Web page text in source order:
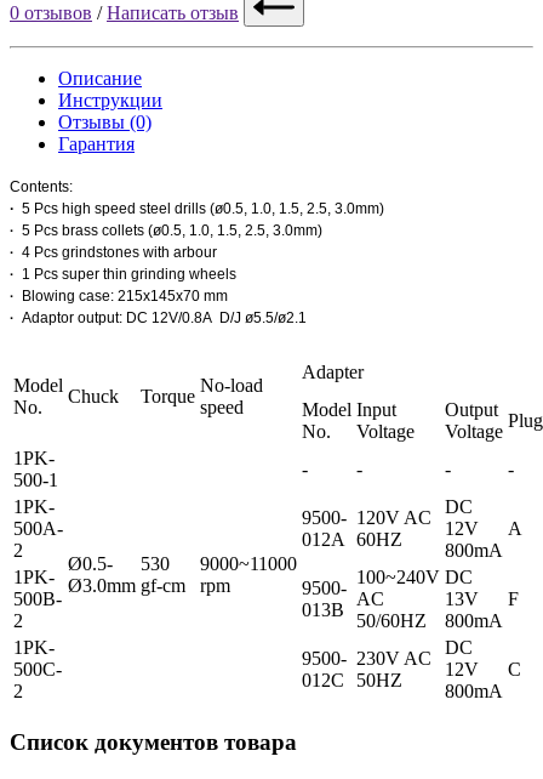
0 отзывов /Написать отзыв
Описание
Инструкции
Отзывы (0)
Гарантия
Contents:
· 5 Pcs high speed steel drills (ø0.5, 1.0, 1.5, 2.5, 3.0mm)
· 5 Pcs brass collets (ø0.5, 1.0, 1.5, 2.5, 3.0mm)
· 4 Pcs grindstones with arbour
· 1 Pcs super thin grinding wheels
· Blowing case: 215x145x70 mm
· Adaptor output: DC 12V/0.8A D/J ø5.5/ø2.1
Model
No.
Chuck Torque
No-load
speed
Adapter
Model
No.
Input
Voltage
Output
Voltage
Plug
1PK-
500-1
Ø0.5-
Ø3.0mm
530
gf-cm
9000~11000
rpm
- - -
-
1PK-
500A-
2
9500-
012A
120V AC
60HZ
DC
12V
800mA
A
1PK-
500B-
2
9500-
013B
100~240V
AC
50/60HZ
DC
13V
800mA
F
1PK-
500C-
2
9500-
012C
230V AC
50HZ
DC
12V
800mA
C
Список документов товара